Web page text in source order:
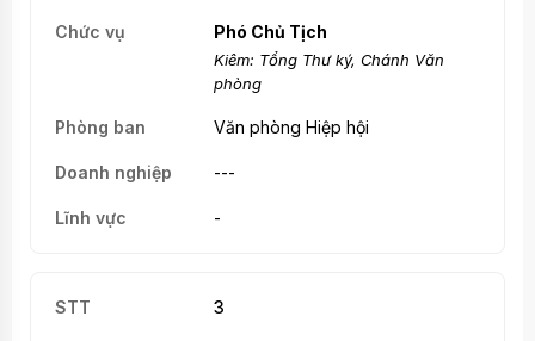
Phó Chủ Tịch
Kiêm: Tổng Thư ký, Chánh Văn
phòng
Văn phòng Hiệp hội
---
-
3